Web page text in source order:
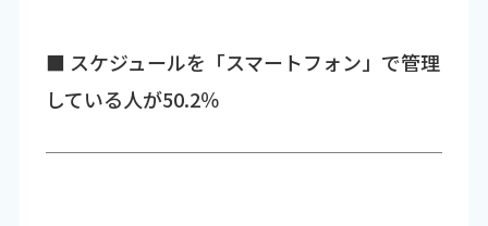
■ スケジュールを「スマートフォン」で管理
している人が50.2％